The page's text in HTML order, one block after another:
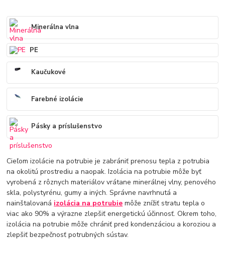
Minerálna vlna
PE
Kaučukové
Farebné izolácie
Pásky a príslušenstvo
Cieľom izolácie na potrubie je zabrániť prenosu tepla z potrubia
na okolitú prostrediu a naopak. Izolácia na potrubie môže byť
vyrobená z rôznych materiálov vrátane minerálnej vlny, penového
skla, polystyrénu, gumy a iných. Správne navrhnutá a
nainštalovaná izolácia na potrubie môže znížiť stratu tepla o
viac ako 90% a výrazne zlepšiť energetickú účinnosť. Okrem toho,
izolácia na potrubie môže chrániť pred kondenzáciou a koroziou a
zlepšiť bezpečnosť potrubných sústav.